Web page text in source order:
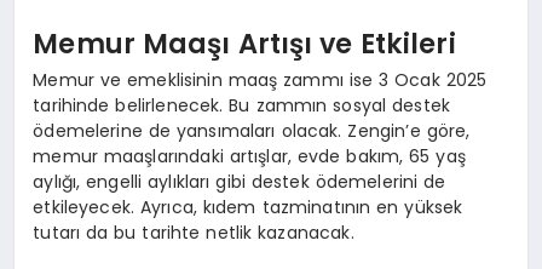
Memur Maaşı Artışı ve Etkileri
Memur ve emeklisinin maaş zammı ise 3 Ocak 2025
tarihinde belirlenecek. Bu zammın sosyal destek
ödemelerine de yansımaları olacak. Zengin’e göre,
memur maaşlarındaki artışlar, evde bakım, 65 yaş
aylığı, engelli aylıkları gibi destek ödemelerini de
etkileyecek. Ayrıca, kıdem tazminatının en yüksek
tutarı da bu tarihte netlik kazanacak.